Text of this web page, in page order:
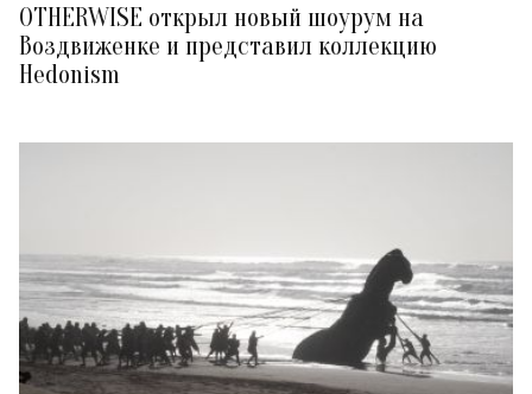
OTHERWISE открыл новый шоурум на
Воздвиженке и представил коллекцию
Hedonism